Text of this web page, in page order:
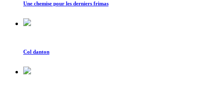
Une chemise pour les derniers frimas
Col danton